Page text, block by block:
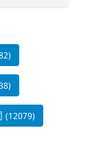
(12079)